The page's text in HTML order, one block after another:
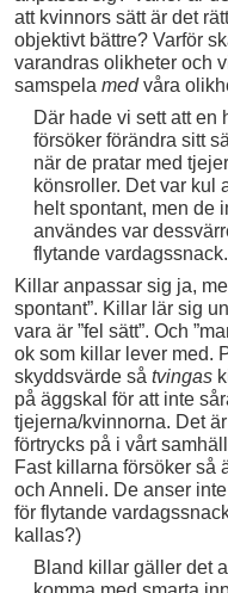
att kvinnors sätt är det
objektivt bättre? Varför
varandras olikheter och
samspela medvåra
Där hade vi sett att en
försöker förändra sitt
när de pratar med
könsroller. Det var kul
helt spontant, men de
användes var
flytande vardagssnack.
Killar anpassar sig ja,
spontant”. Killar lär sig
vara är ”fel sätt”. Och
ok som killar lever med.
skyddsvärde så tvingas
på äggskal för att inte
tjejerna/kvinnorna. Det
förtrycks på i vårt
Fast killarna försöker så
och Anneli. De anser
för flytande
kallas?)
Bland killar gäller det